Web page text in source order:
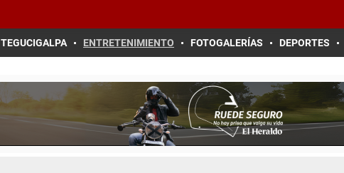
TEGUCIGALPA ENTRETENIMIENTO FOTOGALERÍAS DEPORTES